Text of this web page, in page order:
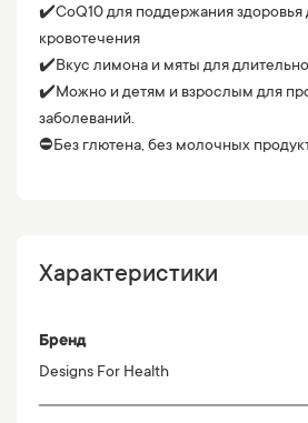
✔️CoQ10 для поддержания здоровья
кровотечения
✔️Вкус лимона и мяты для
✔️Можно и детям и взрослым для
заболеваний.
⛔️Без глютена, без молочных
Характеристики
Бренд
Designs For Health